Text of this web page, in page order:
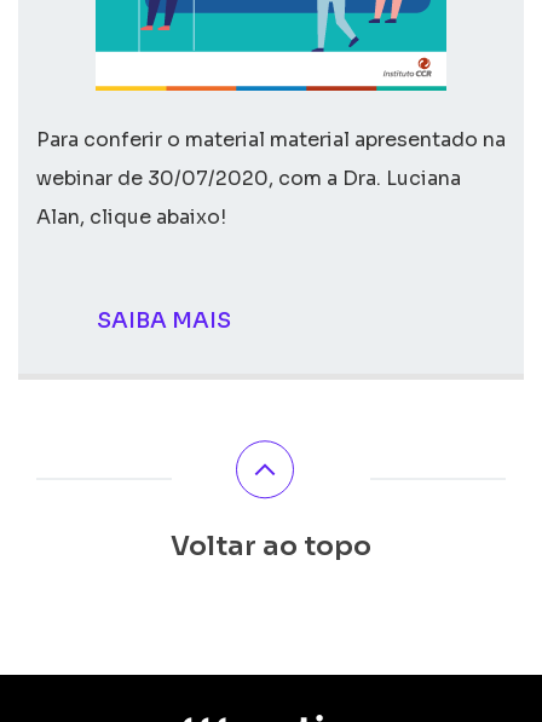
Para conferir o material material apresentado na
webinar de 30/07/2020, com a Dra. Luciana
Alan, clique abaixo!
SAIBA MAIS
Voltar ao topo